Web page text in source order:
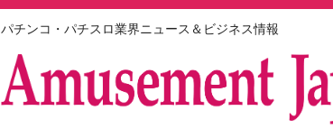
パチンコ・パチスロ業界ニュース＆ビジネス情報